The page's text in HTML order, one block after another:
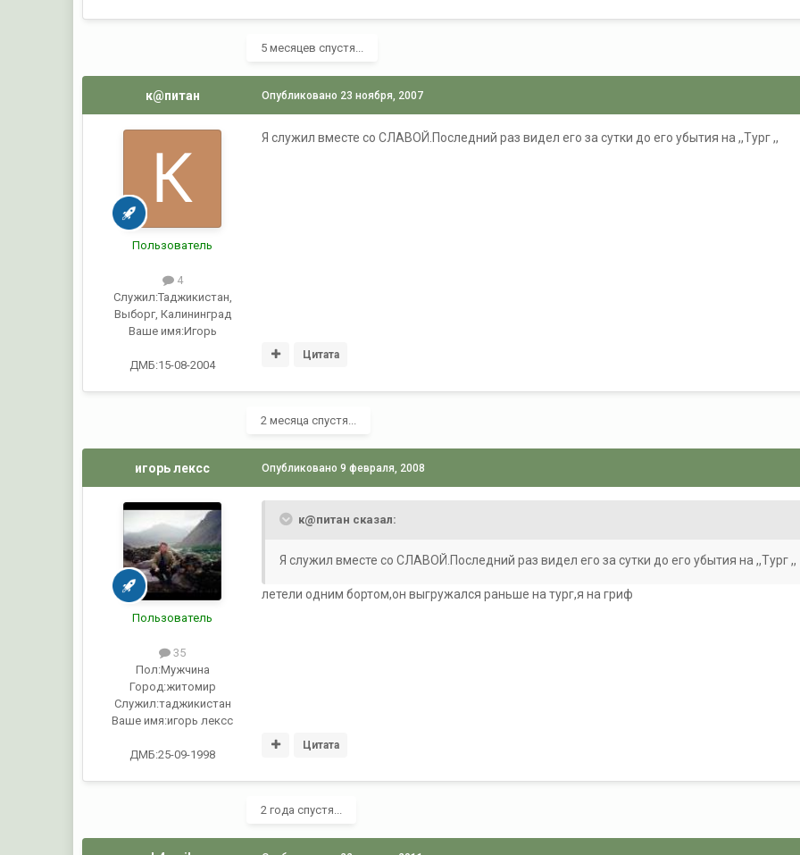
5 месяцев спустя...
к@питан
Пользователь
4
Служил:Таджикистан,
Выборг, Калининград
Ваше имя:Игорь
ДМБ:15-08-2004
Опубликовано 23 ноября, 2007
Я служил вместе со СЛАВОЙ.Последний раз видел его за сутки до его убытия на ,,Тург ,,
Цитата
2 месяца спустя...
игорь лексс
Пользователь
35
Пол:Мужчина
Город:житомир
Служил:таджикистан
Ваше имя:игорь лексс
ДМБ:25-09-1998
Опубликовано9 февраля, 2008
к@питан сказал:
Я служил вместе со СЛАВОЙ.Последний раз видел его за сутки до его убытия на ,,Тург ,,
летели одним бортом,он выгружался раньше на тург,я на гриф
Цитата
2 года спустя...